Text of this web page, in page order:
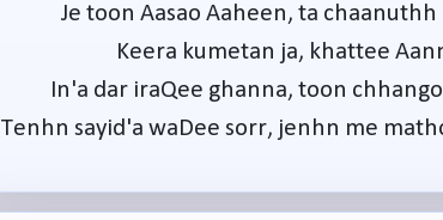
Je toon Aasao Aaheen, ta
Keera kumetan ja, khattee
In'a dar iraQee ghanna, toon
Tenhn sayid'a waDee sorr, jenhn me